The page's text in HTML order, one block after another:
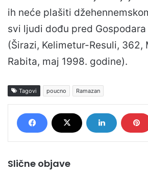
ih neće plašiti
svi ljudi dođu pred Gospodara
(Širazi, Kelimetur-Resuli, 362,
Rabita, maj 1998. godine).
Tagovi poucno Ramazan
Slične objave